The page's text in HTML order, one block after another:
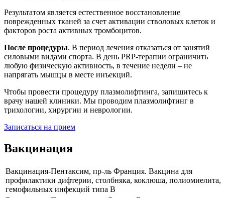
Результатом является естественное восстановление
поврежденных тканей за счет активации стволовых клеток и
факторов роста активных тромбоцитов.
После процедуры. В период лечения отказаться от занятий
силовыми видами спорта. В день PRP-терапии ограничить
любую физическую активность, в течение недели – не
напрягать мышцы в месте инъекций.
Чтобы провести процедуру плазмолифтинга, запишитесь к
врачу нашей клиники. Мы проводим плазмолифтинг в
трихологии, хирургии и неврологии.
Записаться на прием
Вакцинация
Вакцинация-Пентаксим, пр-ль Франция. Вакцина для
профилактики дифтерии, столбняка, коклюша, полиомиелита,
гемофильных инфекций типа В